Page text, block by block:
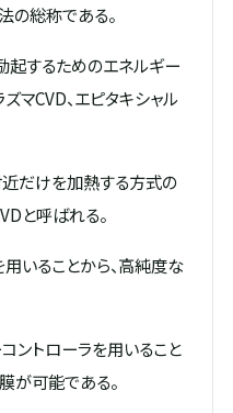
の総称である。
起するためのエネルギー
ズマCVD、エピタキシャル
だけを加熱する方式の
と呼ばれる。
いることから、高純度な
ントローラを用いること
が可能である。